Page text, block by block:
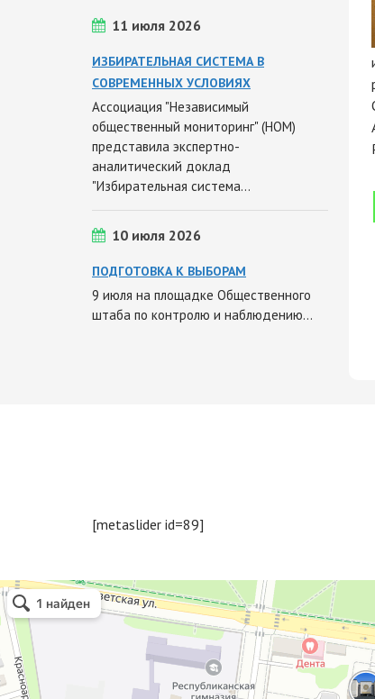
11 июля 2026
ИЗБИРАТЕЛЬНАЯ СИСТЕМА В
СОВРЕМЕННЫХ УСЛОВИЯХ
Ассоциация "Независимый
общественный мониторинг" (НОМ)
представила экспертно-
аналитический доклад
"Избирательная система…
10 июля 2026
ПОДГОТОВКА К ВЫБОРАМ
9 июля на площадке Общественного
штаба по контролю и наблюдению…
[metaslider id=89]